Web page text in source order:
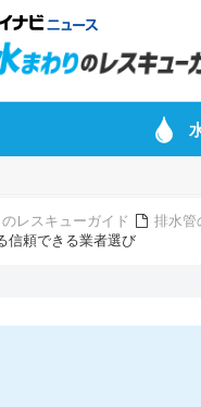
レスキューガイド 排水管
信頼できる業者選び